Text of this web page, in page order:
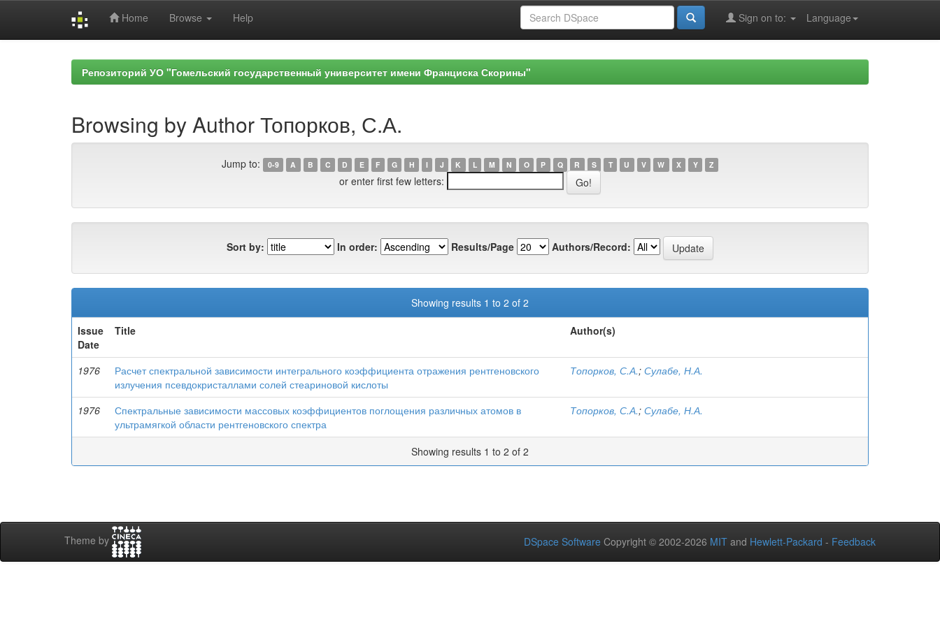
Home Browse Help Language
Sign on to:
Репозиторий УО "Гомельский государственный университет имени Франциска Скорины"
Browsing by Author Топорков, С.А.
Jump to: 0-9 A B C D E F G H I J K L M N O P Q R S T U V W X Y Z
or enter first few letters:
Sort by: In order: Results/Page Authors/Record:
Showing results 1 to 2 of 2
Issue
Date
Title Author(s)
1976
Расчет спектральной зависимости интегрального коэффициента отражения рентгеновского
излучения псевдокристаллами солей стеариновой кислоты
Топорков, С.А.; Сулабе, Н.А.
1976
Спектральные зависимости массовых коэффициентов поглощения различных атомов в
ультрамягкой области рентгеновского спектра
Топорков, С.А.; Сулабе, Н.А.
Showing results 1 to 2 of 2
Theme by DSpace Software Copyright © 2002-2026 MIT and Hewlett-Packard - Feedback